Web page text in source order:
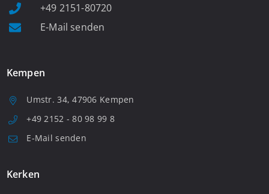
+49 2151-80720
E-Mail senden
Kempen
Umstr. 34, 47906 Kempen
+49 2152 - 80 98 99 8
E-Mail senden
Kerken